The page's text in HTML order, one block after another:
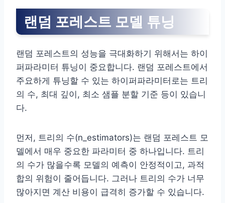
랜덤 포레스트 모델 튜닝
랜덤 포레스트의 성능을 극대화하기 위해서는 하이
퍼파라미터 튜닝이 중요합니다. 랜덤 포레스트에서
주요하게 튜닝할 수 있는 하이퍼파라미터로는 트리
의 수, 최대 깊이, 최소 샘플 분할 기준 등이 있습니
다.
먼저, 트리의 수(n_estimators)는 랜덤 포레스트 모
델에서 매우 중요한 파라미터 중 하나입니다. 트리
의 수가 많을수록 모델의 예측이 안정적이고, 과적
합의 위험이 줄어듭니다. 그러나 트리의 수가 너무
많아지면 계산 비용이 급격히 증가할 수 있습니다.